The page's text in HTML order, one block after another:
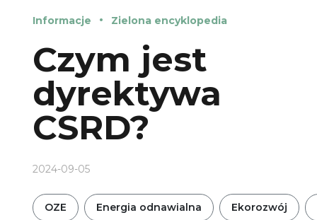
Informacje Zielona encyklopedia
Czym jest
dyrektywa
CSRD?
2024-09-05
OZE Energia odnawialna Ekorozwój